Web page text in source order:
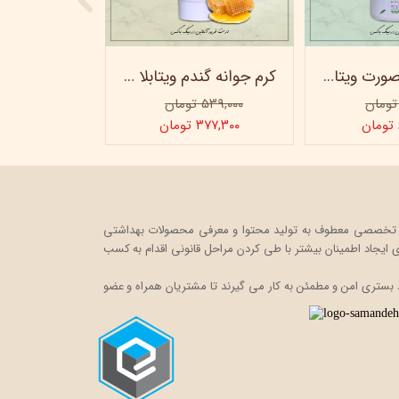
کرم جوانه گندم ویتابلا - تیوپی 60 میلی‌ لیتر
۵۳۹,۰۰۰ تومان
۳۷۷,۳۰۰ تومان
ژل شستشو صورت ویتابلا - 300 میلی لیتر
را در قالب یک فروشگاه اینترنتی، به صورت تخصصی معطوف به تولید محتوا و معرفی محصولات بهداشتی
اطمینان بیشتر باطی کردن مراحل قانونی اقدام به کسب
امن و مطمئن به کار می گیرند تا مشتریان همراه و عضو